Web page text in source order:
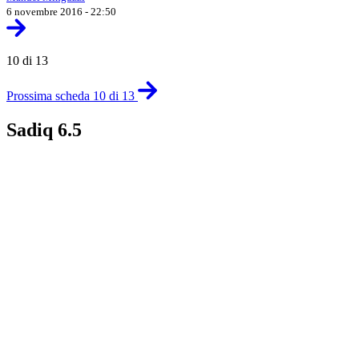
6 novembre 2016 - 22:50
10 di 13
Prossima scheda 10 di 13
Sadiq 6.5